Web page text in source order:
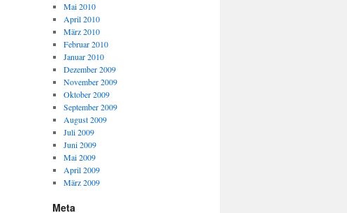
Mai 2010
April 2010
März 2010
Februar 2010
Januar 2010
Dezember 2009
November 2009
Oktober 2009
September 2009
August 2009
Juli 2009
Juni 2009
Mai 2009
April 2009
März 2009
Meta